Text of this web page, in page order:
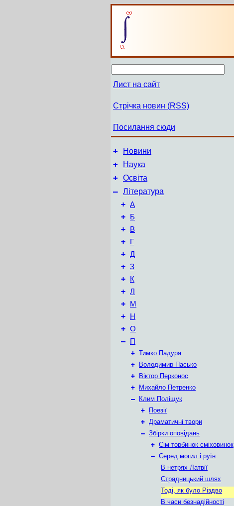
Лист на сайт
Стрічка новин (RSS)
Посилання сюди
+ Новини
+ Наука
+ Освіта
– Література
+ А
+ Б
+ В
+ Г
+ Д
+ З
+ К
+ Л
+ М
+ Н
+ О
– П
+ Тимко Падура
+
Володимир Пасько
+
Віктор Перконос
+
Михайло Петренко
–
Клим Поліщук
+
Поезії
+ Драматичні твори
– Збірки оповідань
+ Сім торбинок сміховинок
– Серед могил і руїн
В нетрях Латвії
Страдницький шлях
Тоді, як було Різдво
В часи безнадійності